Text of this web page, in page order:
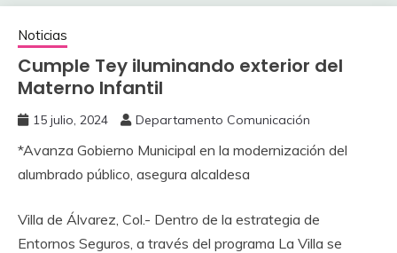
Noticias
Cumple Tey iluminando exterior del
Materno Infantil
15 julio, 2024 Departamento Comunicación
*Avanza Gobierno Municipal en la modernización del
alumbrado público, asegura alcaldesa
Villa de Álvarez, Col.- Dentro de la estrategia de
Entornos Seguros, a través del programa La Villa se